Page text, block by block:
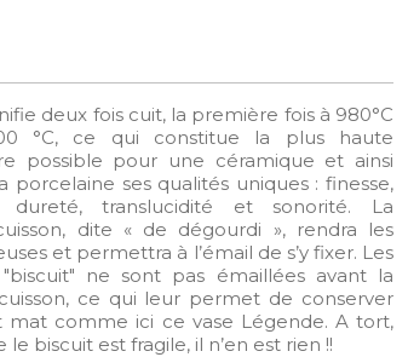
deux fois cuit, la première fois à 980°C
°C, ce qui constitue la plus haute
possible pour une céramique et ainsi
porcelaine ses qualités uniques : finesse,
dureté, translucidité et sonorité. La
dite « de dégourdi », rendra les
et permettra à l’émail de s’y fixer. Les
ne sont pas émaillées avant la
ce qui leur permet de conserver
mat comme ici ce vase Légende. A tort,
le biscuit est fragile, il n’en est rien !!